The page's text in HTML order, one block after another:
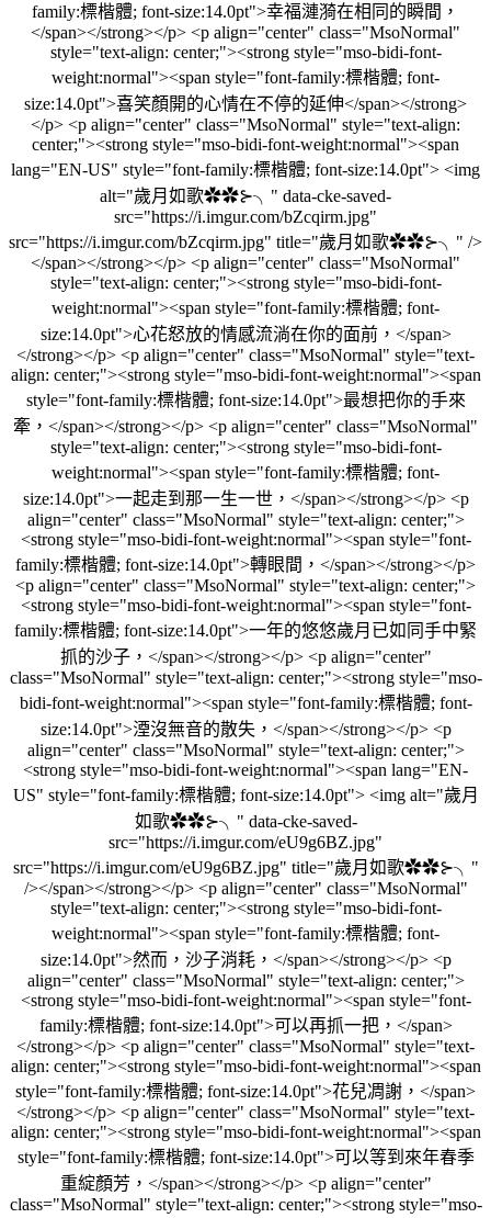
family:標楷體; font-size:14.0pt">幸福漣漪在相同的瞬間，
</span></strong></p> <p align="center" class="MsoNormal"
style="text-align: center;"><strong style="mso-bidi-font-
weight:normal"><span style="font-family:標楷體; font-
size:14.0pt">喜笑顏開的心情在不停的延伸</span></strong>
</p> <p align="center" class="MsoNormal" style="text-align:
center;"><strong style="mso-bidi-font-weight:normal"><span
lang="EN-US" style="font-family:標楷體; font-size:14.0pt"> <img
alt="歲月如歌✿✿⊱╮" data-cke-saved-
src="https://i.imgur.com/bZcqirm.jpg"
src="https://i.imgur.com/bZcqirm.jpg" title="歲月如歌✿✿⊱╮" />
</span></strong></p> <p align="center" class="MsoNormal"
style="text-align: center;"><strong style="mso-bidi-font-
weight:normal"><span style="font-family:標楷體; font-
size:14.0pt">心花怒放的情感流淌在你的面前，</span>
</strong></p> <p align="center" class="MsoNormal" style="text-
align: center;"><strong style="mso-bidi-font-weight:normal"><span
style="font-family:標楷體; font-size:14.0pt">最想把你的手來
牽，</span></strong></p> <p align="center" class="MsoNormal"
style="text-align: center;"><strong style="mso-bidi-font-
weight:normal"><span style="font-family:標楷體; font-
size:14.0pt">一起走到那一生一世，</span></strong></p> <p
align="center" class="MsoNormal" style="text-align: center;">
<strong style="mso-bidi-font-weight:normal"><span style="font-
family:標楷體; font-size:14.0pt">轉眼間，</span></strong></p>
<p align="center" class="MsoNormal" style="text-align: center;">
<strong style="mso-bidi-font-weight:normal"><span style="font-
family:標楷體; font-size:14.0pt">一年的悠悠歲月已如同手中緊
抓的沙子，</span></strong></p> <p align="center"
class="MsoNormal" style="text-align: center;"><strong style="mso-
bidi-font-weight:normal"><span style="font-family:標楷體; font-
size:14.0pt">湮沒無音的散失，</span></strong></p> <p
align="center" class="MsoNormal" style="text-align: center;">
<strong style="mso-bidi-font-weight:normal"><span lang="EN-
US" style="font-family:標楷體; font-size:14.0pt"> <img alt="歲月
如歌✿✿⊱╮" data-cke-saved-
src="https://i.imgur.com/eU9g6BZ.jpg"
src="https://i.imgur.com/eU9g6BZ.jpg" title="歲月如歌✿✿⊱╮"
/></span></strong></p> <p align="center" class="MsoNormal"
style="text-align: center;"><strong style="mso-bidi-font-
weight:normal"><span style="font-family:標楷體; font-
size:14.0pt">然而，沙子消耗，</span></strong></p> <p
align="center" class="MsoNormal" style="text-align: center;">
<strong style="mso-bidi-font-weight:normal"><span style="font-
family:標楷體; font-size:14.0pt">可以再抓一把，</span>
</strong></p> <p align="center" class="MsoNormal" style="text-
align: center;"><strong style="mso-bidi-font-weight:normal"><span
style="font-family:標楷體; font-size:14.0pt">花兒凋謝，</span>
</strong></p> <p align="center" class="MsoNormal" style="text-
align: center;"><strong style="mso-bidi-font-weight:normal"><span
style="font-family:標楷體; font-size:14.0pt">可以等到來年春季
重綻顏芳，</span></strong></p> <p align="center"
class="MsoNormal" style="text-align: center;"><strong style="mso-